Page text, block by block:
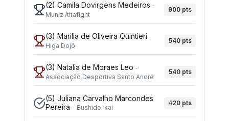
(2) Camila Dovirgens Medeiros -
Muniz /titafight
900 pts
(3) Marilia de Oliveira Quintieri -
Higa Dojô
540 pts
(3) Natalia de Moraes Leo -
Associação Desportiva Santo André
540 pts
(5) Juliana Carvalho Marcondes
Pereira - Bushido-kai
420 pts